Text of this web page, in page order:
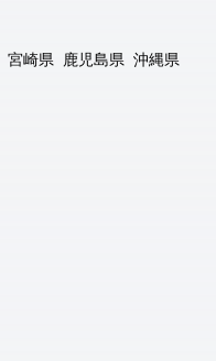
宮崎県 鹿児島県 沖縄県